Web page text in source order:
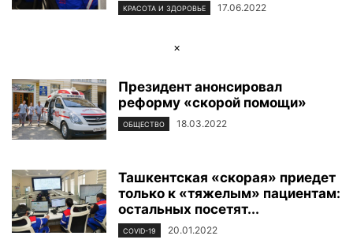
КРАСОТА И ЗДОРОВЬЕ 17.06.2022
×
Президент анонсировал
реформу «скорой помощи»
ОБЩЕСТВО 18.03.2022
Ташкентская «скорая» приедет
только к «тяжелым» пациентам:
остальных посетят...
COVID-19 20.01.2022